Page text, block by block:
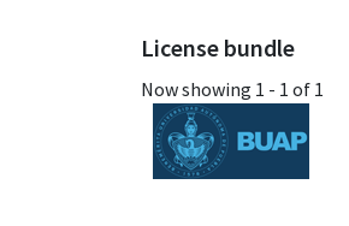
License bundle
Now showing 1 - 1 of 1